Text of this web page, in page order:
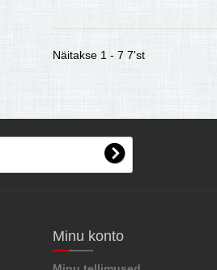
Näitakse 1 - 7 7'st
Minu konto